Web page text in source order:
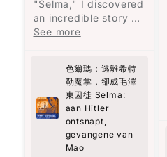
this one is definitely
on the list now.
Party. However,
readers should
approach it with a
as the author is a
party member and
may not adopt a
critical perspective.
Despite this, the book
is a valuable read for
those interested in
"Selma," I discovered
an incredible story of
resilience and
Selma's journey,
surviving the horrors
of both Hitler's and
Mao's regimes, is a
testament to the
human spirit's ability
See more
色爾瑪：逃離希特
勒魔掌，卻成毛澤
東囚徒 Selma:
aan Hitler
ontsnapt,
gevangene van
Mao